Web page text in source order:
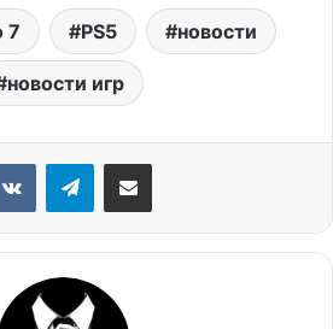
7 PS5 новости
новости игр